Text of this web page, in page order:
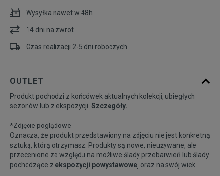
Powiadom o
XL
Wysyłka nawet w 48h
14 dni na zwrot
Czas realizacji 2-5 dni roboczych
OUTLET
Produkt pochodzi z końcówek aktualnych kolekcji, ubiegłych
sezonów lub z ekspozycji. Szczegóły.
*Zdjęcie poglądowe
Oznacza, że produkt przedstawiony na zdjęciu nie jest konkretną
sztuką, którą otrzymasz. Produkty są nowe, nieużywane, ale
przecenione ze względu na możliwe ślady przebarwień lub ślady
pochodzące z ekspozycji powystawowej oraz na swój wiek.